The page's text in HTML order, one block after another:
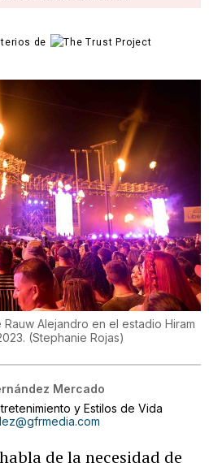
de
Alejandro en el estadio Hiram
(Stephanie Rojas)
Mercado
y Estilos de Vida
de la necesidad de